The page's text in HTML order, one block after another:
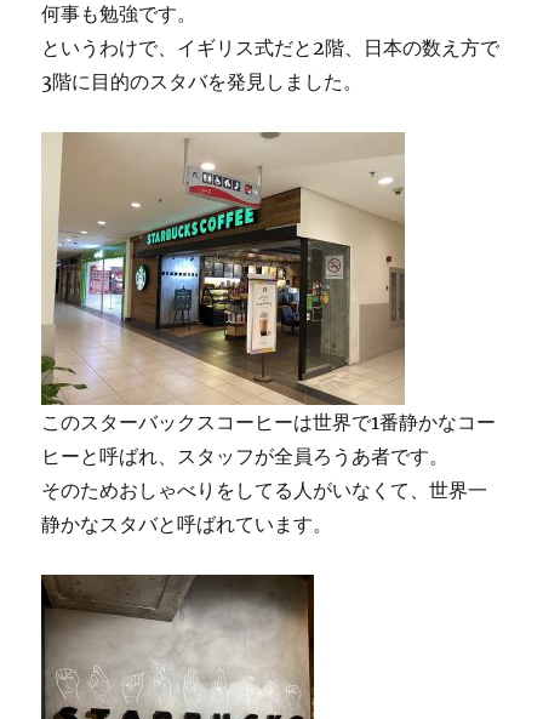
何事も勉強です。
というわけで、イギリス式だと2階、日本の数え方で
3階に目的のスタバを発見しました。
このスターバックスコーヒーは世界で1番静かなコー
ヒーと呼ばれ、スタッフが全員ろうあ者です。
そのためおしゃべりをしてる人がいなくて、世界一
静かなスタバと呼ばれています。